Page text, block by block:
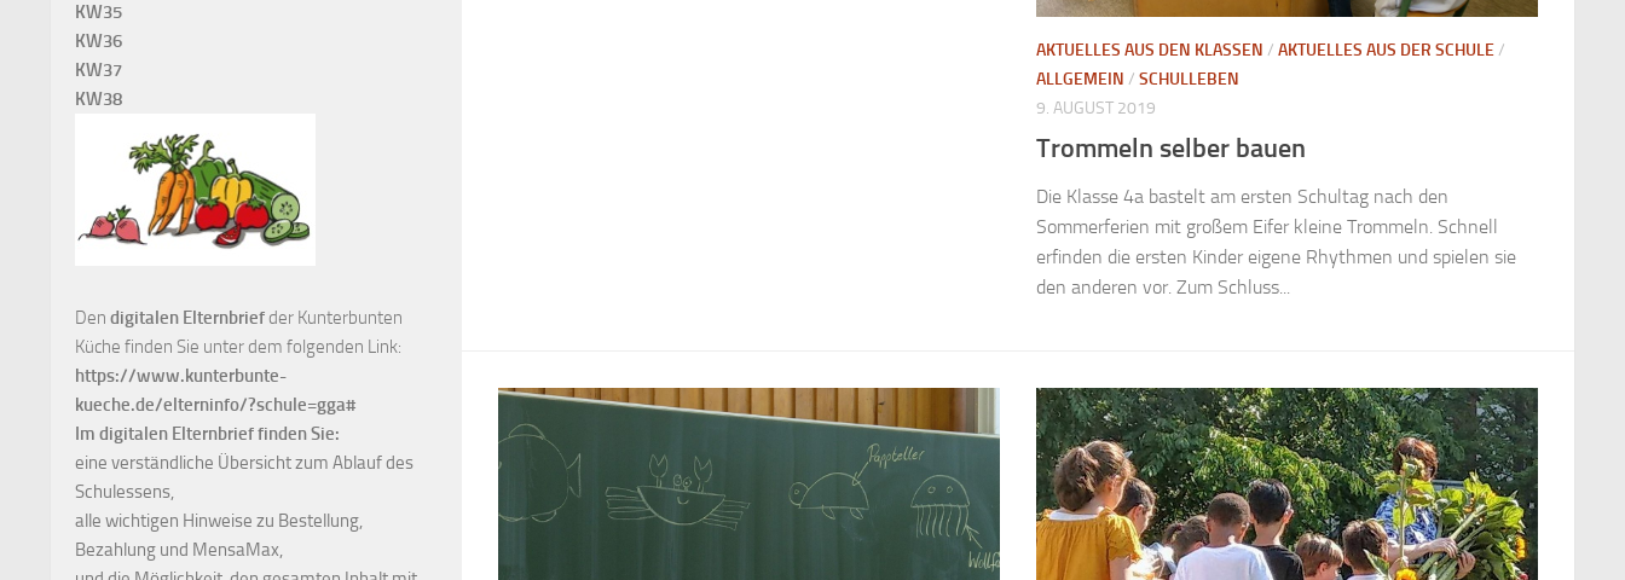
AKTUELLES AUS DEN KLASSEN / AKTUELLES AUS DER SCHULE/
ALLGEMEIN / SCHULLEBEN
9. AUGUST 2019
Trommeln selber bauen
Die Klasse 4a bastelt am ersten Schultag nach den
Sommerferien mit großem Eifer kleine Trommeln. Schnell
erfinden die ersten Kinder eigene Rhythmen und spielen sie
den anderen vor. Zum Schluss...
KW35
KW36
KW37
KW38
Den digitalen Elternbrief der Kunterbunten
Küche finden Sie unter dem folgenden Link:
https://www.kunterbunte-
kueche.de/elterninfo/?schule=gga#
Im digitalen Elternbrief finden Sie:
eine verständliche Übersicht zum Ablauf des
Schulessens,
alle wichtigen Hinweise zu Bestellung,
Bezahlung und MensaMax,